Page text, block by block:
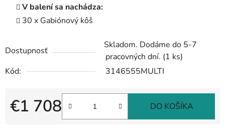
V balení sa nachádza:
30 x Gabiónový kôš
Dostupnosť
Skladom. Dodáme do 5-7
pracovných dní. (1 ks)
Kód:
3146555MULTI
€1 708
Jednotková cena:
DO KOŠÍKA